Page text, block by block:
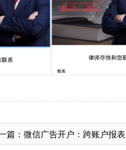
篇： 微信广告开户：跨账户报表